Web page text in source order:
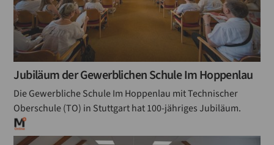
Jubiläum der Gewerblichen Schule Im Hoppenlau
Die Gewerbliche Schule Im Hoppenlau mit Technischer
Oberschule (TO) in Stuttgart hat 100-jähriges Jubiläum.